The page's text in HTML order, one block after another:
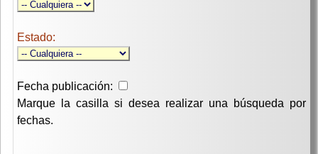
Estado:
Fecha publicación:
Marque la casilla si desea realizar una búsqueda por
fechas.